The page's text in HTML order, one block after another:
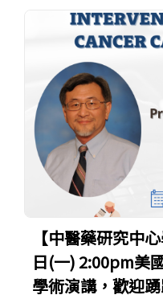
【中醫藥研究中
日(一) 2:00pm美
學術演講，歡迎